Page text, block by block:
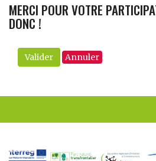
MERCI POUR VOTRE
DONC !
Valider Annuler